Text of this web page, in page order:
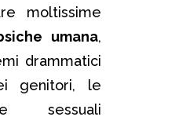
moltissime
umana,
drammatici
genitori, le
sessuali